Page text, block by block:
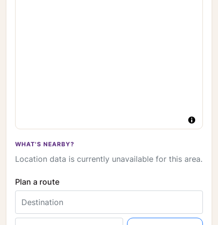
WHAT'S NEARBY?
Location data is currently unavailable for this area.
Plan a route